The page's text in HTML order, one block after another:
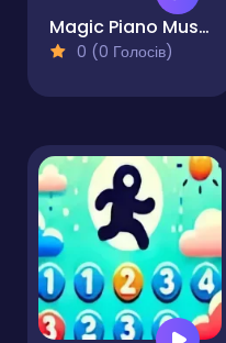
Magic Piano Music
0 (0 Голосів)